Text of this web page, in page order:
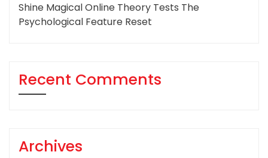
Shine Magical Online Theory Tests The
Psychological Feature Reset
Recent Comments
Archives